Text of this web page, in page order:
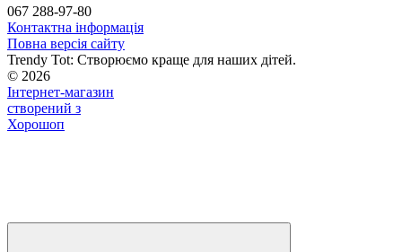
067 288-97-80
Контактна інформація
Повна версія сайту
Trendy Tot: Створюємо краще для наших дітей.
© 2026
Інтернет-магазин
створений з
Хорошоп